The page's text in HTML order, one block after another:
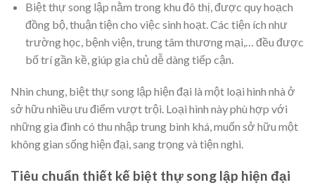
Biệt thự song lập nằm trong khu đô thị, được quy hoạch
đồng bộ, thuận tiện cho việc sinh hoạt. Các tiện ích như
trường học, bệnh viện, trung tâm thương mại,… đều được
bố trí gần kề, giúp gia chủ dễ dàng tiếp cận.
Nhìn chung, biệt thự song lập hiện đại là một loại hình nhà ở
sở hữu nhiều ưu điểm vượt trội. Loại hình này phù hợp với
những gia đình có thu nhập trung bình khá, muốn sở hữu một
không gian sống hiện đại, sang trọng và tiện nghi.
Tiêu chuẩn thiết kế biệt thự song lập hiện đại